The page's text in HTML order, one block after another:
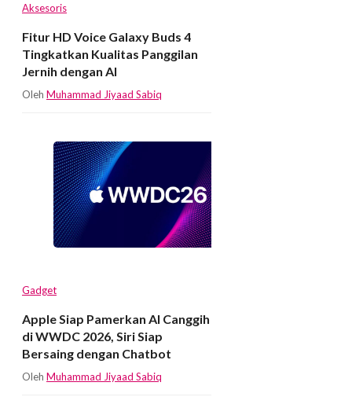
Aksesoris
Fitur HD Voice Galaxy Buds 4
Tingkatkan Kualitas Panggilan
Jernih dengan AI
Oleh Muhammad Jiyaad Sabiq
Gadget
Apple Siap Pamerkan AI Canggih
di WWDC 2026, Siri Siap
Bersaing dengan Chatbot
Oleh Muhammad Jiyaad Sabiq